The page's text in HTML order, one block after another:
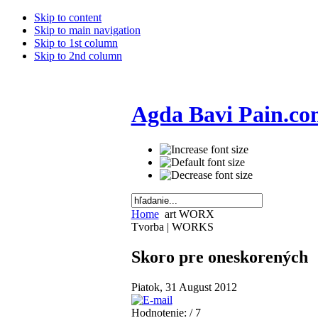
Skip to content
Skip to main navigation
Skip to 1st column
Skip to 2nd column
Agda Bavi
Home art WORX
Tvorba | WORKS
Skoro pre oneskorených
Piatok, 31 August 2012
Hodnotenie: / 7